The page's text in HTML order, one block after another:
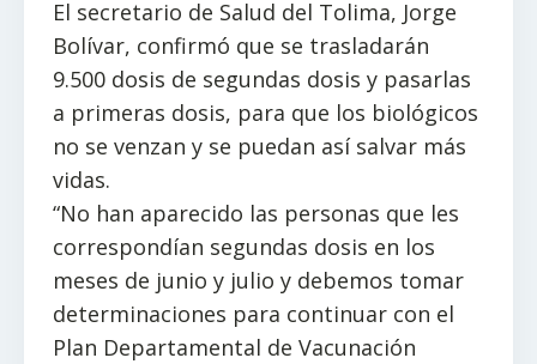
El secretario de Salud del Tolima, Jorge
Bolívar, confirmó que se trasladarán
9.500 dosis de segundas dosis y pasarlas
a primeras dosis, para que los biológicos
no se venzan y se puedan así salvar más
vidas.
“No han aparecido las personas que les
correspondían segundas dosis en los
meses de junio y julio y debemos tomar
determinaciones para continuar con el
Plan Departamental de Vacunación